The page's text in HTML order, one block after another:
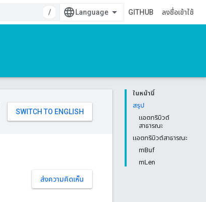
/
GITHUB ลงชื่อเข้าใช้
ในหน้านี้
สรุป
แอตทริบิวต์
สาธารณะ
แอตทริบิวต์สาธารณะ
mBuf
mLen
ส่งความคิดเห็น